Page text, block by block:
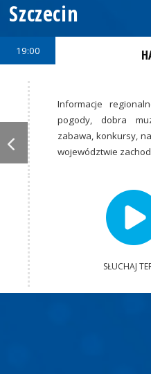
Szczecin
19:00
Informacje
pogody, dobra
zabawa, konkursy,
województwie
SŁUCHAJ